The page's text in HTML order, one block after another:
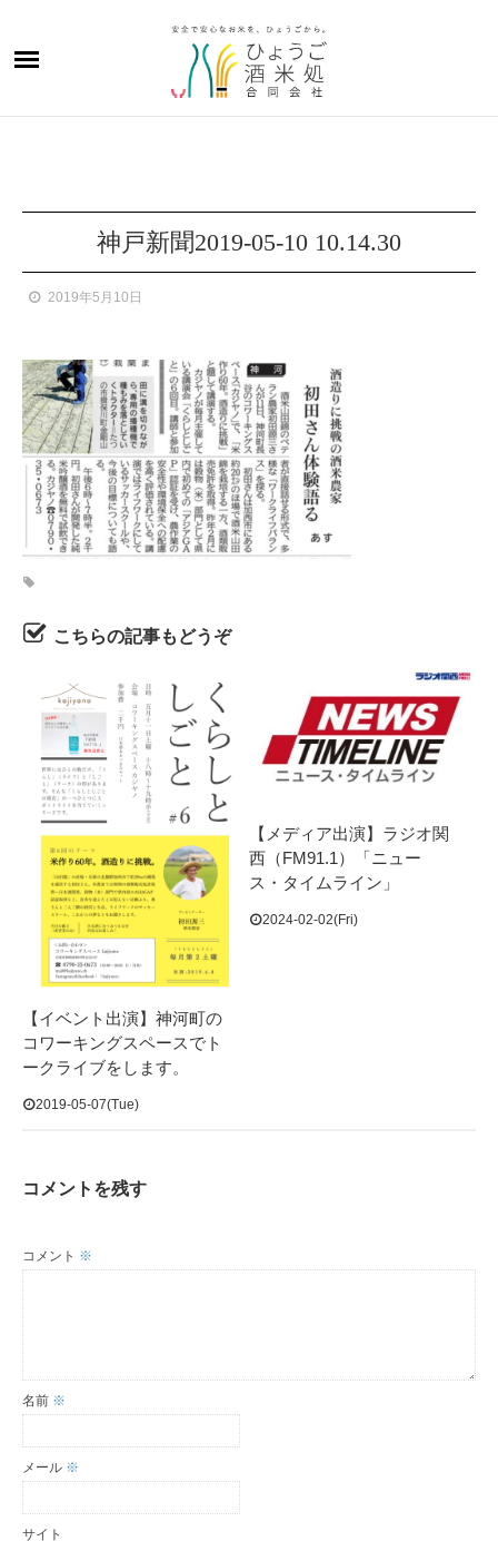
神戸新聞2019-05-10 10.14.30
2019年5月10日
こちらの記事もどうぞ
【イベント出演】神河町の
コワーキングスペースでト
ークライブをします。
2019-05-07(Tue)
【メディア出演】ラジオ関
西（FM91.1）「ニュー
ス・タイムライン」
2024-02-02(Fri)
コメントを残す
コメント ※
名前 ※
メール ※
サイト